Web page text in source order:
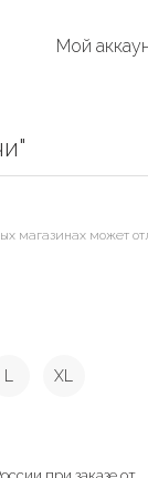
Мой
магазинах может
L XL